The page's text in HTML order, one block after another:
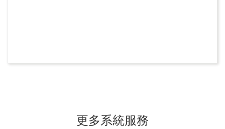
更多系統服務